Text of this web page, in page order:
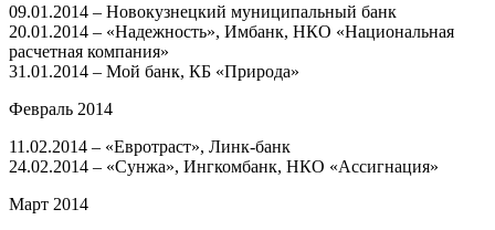
09.01.2014 – Новокузнецкий муниципальный банк
20.01.2014 – «Надежность», Имбанк, НКО «Национальная
расчетная компания»
31.01.2014 – Мой банк, КБ «Природа»
Февраль 2014
11.02.2014 – «Евротраст», Линк-банк
24.02.2014 – «Сунжа», Ингкомбанк, НКО «Ассигнация»
Март 2014